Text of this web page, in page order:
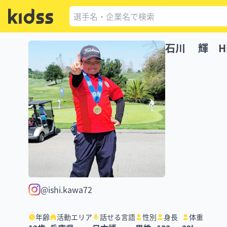
石川 輝
@ishi.kawa72
年齢 活動エリア 話せる言語 性別 身長 体重